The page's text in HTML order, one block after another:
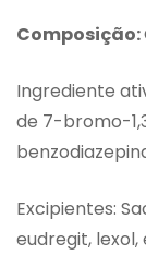
Composição:
Ingrediente
de 7-bromo-
Excipientes:
eudregit,